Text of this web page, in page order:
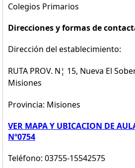
Colegios Primarios
Direcciones y formas de
Dirección del establecimiento:
RUTA PROV. N¦ 15, Nueva El
Misiones
Provincia: Misiones
VER MAPA Y UBICACION DE
Nº0754
Teléfono: 03755-15542575